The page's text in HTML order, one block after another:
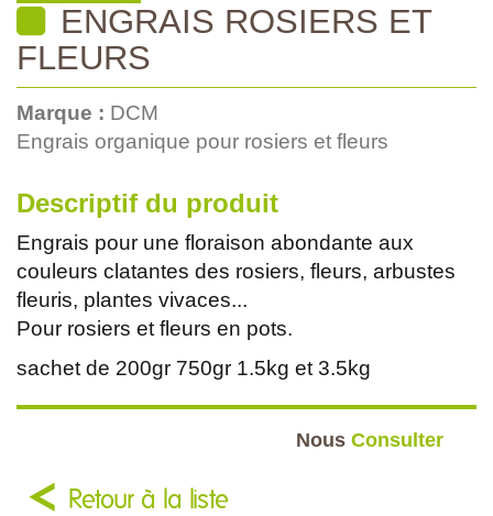
ENGRAIS ROSIERS ET
FLEURS
Marque : DCM
Engrais organique pour rosiers et fleurs
Descriptif du produit
Engrais pour une floraison abondante aux
couleurs clatantes des rosiers, fleurs, arbustes
fleuris, plantes vivaces...
Pour rosiers et fleurs en pots.
sachet de 200gr 750gr 1.5kg et 3.5kg
Nous Consulter
Retour à la liste